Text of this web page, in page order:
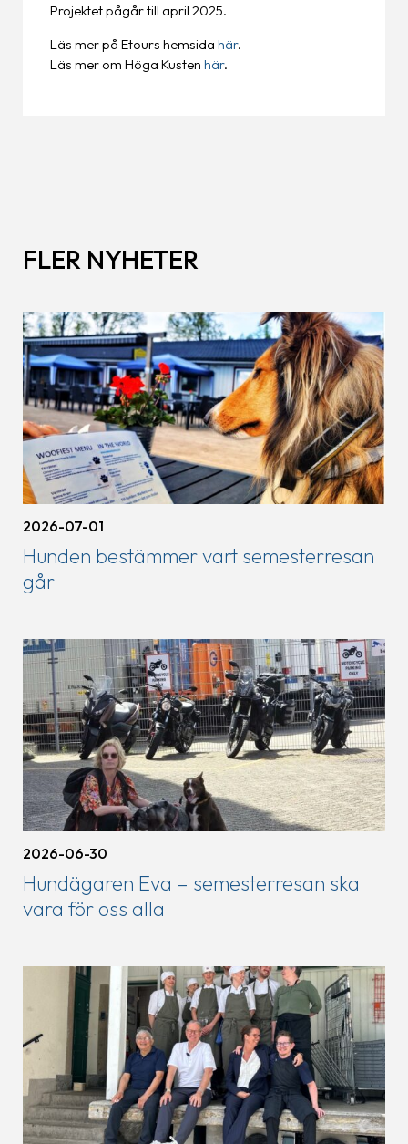
Projektet pågår till april 2025.
Läs mer på Etours hemsida här.
Läs mer om Höga Kusten här.
FLER NYHETER
Hunden bestämmer vart semesterresan
går
2026-07-01
Hundägaren Eva – semesterresan ska
vara för oss alla
2026-06-30